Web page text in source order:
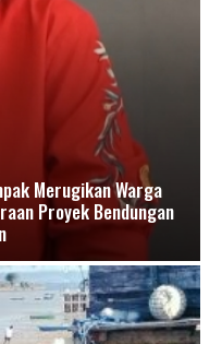
Merugikan Warga
Proyek Bendungan